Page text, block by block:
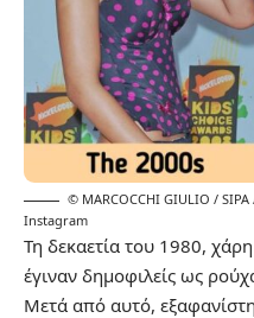
© MARCOCCHI GIULIO / SIPA
Instagram
Τη δεκαετία του 1980,
έγιναν δημοφιλείς ως
Μετά από αυτό,